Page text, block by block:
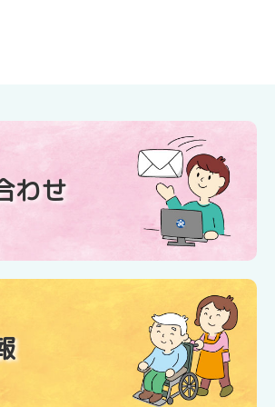
わせ